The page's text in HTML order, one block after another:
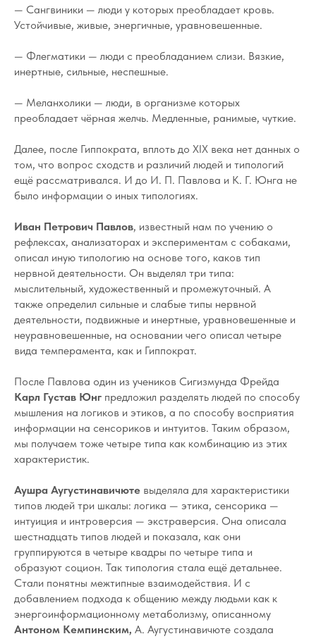
— Сангвиники — люди у которых преобладает кровь.
Устойчивые, живые, энергичные, уравновешенные.
— Флегматики — люди с преобладанием слизи. Вязкие,
инертные, сильные, неспешные.
— Меланхолики — люди, в организме которых
преобладает чёрная желчь. Медленные, ранимые, чуткие.
Далее, после Гиппократа, вплоть до XIX века нет данных о
том, что вопрос сходств и различий людей и типологий
ещё рассматривался. И до И. П. Павлова и К. Г. Юнга не
было информации о иных типологиях.
Иван Петрович Павлов, известный нам по учению о
рефлексах, анализаторах и экспериментам с собаками,
описал иную типологию на основе того, каков тип
нервной деятельности. Он выделял три типа:
мыслительный, художественный и промежуточный. А
также определил сильные и слабые типы нервной
деятельности, подвижные и инертные, уравновешенные и
неуравновешенные, на основании чего описал четыре
вида темперамента, как и Гиппократ.
После Павлова один из учеников Сигизмунда Фрейда
Карл Густав Юнг предложил разделять людей по способу
мышления на логиков и этиков, а по способу восприятия
информации на сенсориков и интуитов. Таким образом,
мы получаем тоже четыре типа как комбинацию из этих
характеристик.
Аушра Аугустинавичюте выделяла для характеристики
типов людей три шкалы: логика — этика, сенсорика —
интуиция и интроверсия — экстраверсия. Она описала
шестнадцать типов людей и показала, как они
группируются в четыре квадры по четыре типа и
образуют социон. Так типология стала ещё детальнее.
Стали понятны межтипные взаимодействия. И с
добавлением подхода к общению между людьми как к
энергоинформационному метаболизму, описанному
Антоном Кемпинским, А. Аугустинавичюте создала